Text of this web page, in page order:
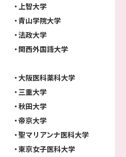
上智大学
青山学院大学
法政大学
関西外国語大学
大阪医科薬科大学
三重大学
秋田大学
帝京大学
聖マリアンナ医科大学
東京女子医科大学